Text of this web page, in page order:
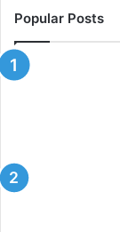
Popular Posts